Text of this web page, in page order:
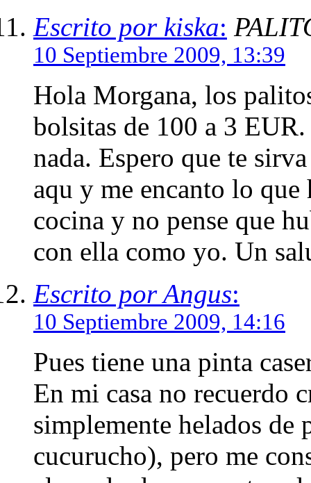
Escrito por kiska:
10 Septiembre 2009, 13:39
Hola Morgana, los
bolsitas de 100 a 3
nada. Espero que te
aqu y me encanto lo que
cocina y no pense que
con ella como yo. Un
Escrito por Angus:
10 Septiembre 2009, 14:16
Pues tiene una pinta
En mi casa no recuerdo
simplemente helados de
cucurucho), pero me